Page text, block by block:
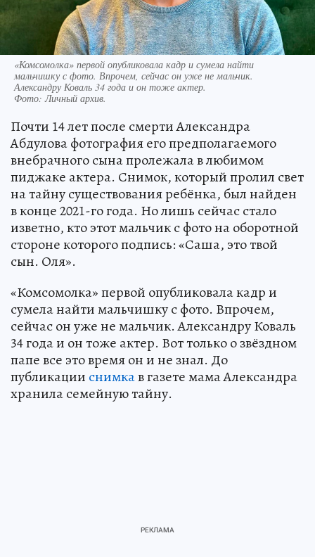
«Комсомолка» первой опубликовала кадр и сумела найти
мальчишку с фото. Впрочем, сейчас он уже не мальчик.
Александру Коваль 34 года и он тоже актер.
Фото:Личный архив.
Почти 14 лет после смерти Александра
Абдулова фотография его предполагаемого
внебрачного сына пролежала в любимом
пиджаке актера. Снимок, который пролил свет
на тайну существования ребёнка, был найден
в конце 2021-го года. Но лишь сейчас стало
изветно, кто этот мальчик с фото на оборотной
стороне которого подпись: «Саша, это твой
сын. Оля».
«Комсомолка» первой опубликовала кадр и
сумела найти мальчишку с фото. Впрочем,
сейчас он уже не мальчик. Александру Коваль
34 года и он тоже актер. Вот только о звёздном
папе все это время он и не знал. До
публикации снимкав газете мама Александра
хранила семейную тайну.